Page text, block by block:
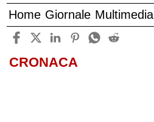
Home Giornale Multimedia
CRONACA